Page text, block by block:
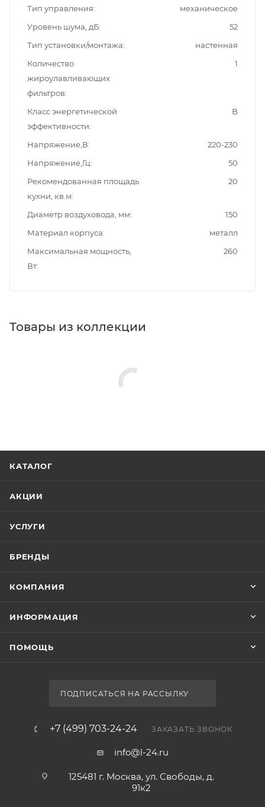
Тип управления
механическое
Уровень шума, дБ
52
Тип установки/монтажа
настенная
Количество
жироулавливающих
фильтров
1
Класс энергетической
эффективности
B
Напряжение,В
220-230
Напряжение,Гц
50
Рекомендованная площадь
кухни, кв.м
20
Диаметр воздуховода, мм
150
Материал корпуса
металл
Максимальная мощность,
Вт
260
Товары из коллекции
КАТАЛОГ
АКЦИИ
УСЛУГИ
БРЕНДЫ
КОМПАНИЯ
ИНФОРМАЦИЯ
ПОМОЩЬ
ПОДПИСАТЬСЯ НА РАССЫЛКУ
+7 (499) 703-24-24 ЗАКАЗАТЬ ЗВОНОК
info@l-24.ru
125481 г. Москва, ул. Свободы, д.
91к2